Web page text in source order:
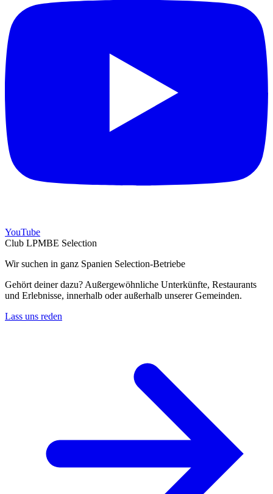
YouTube
Club LPMBE Selection
Wir suchen in ganz Spanien Selection-Betriebe
Gehört deiner dazu? Außergewöhnliche Unterkünfte, Restaurants
und Erlebnisse, innerhalb oder außerhalb unserer Gemeinden.
Lass uns reden